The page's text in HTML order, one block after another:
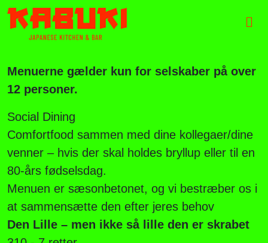
Skip to content
Skip to footer
Menuerne gælder kun for selskaber på over
12 personer.
Social Dining
Comfortfood sammen med dine kollegaer/dine
venner – hvis der skal holdes bryllup eller til en
80-års fødselsdag.
Menuen er sæsonbetonet, og vi bestræber os i
at sammensætte den efter jeres behov
Den Lille – men ikke så lille den er skrabet